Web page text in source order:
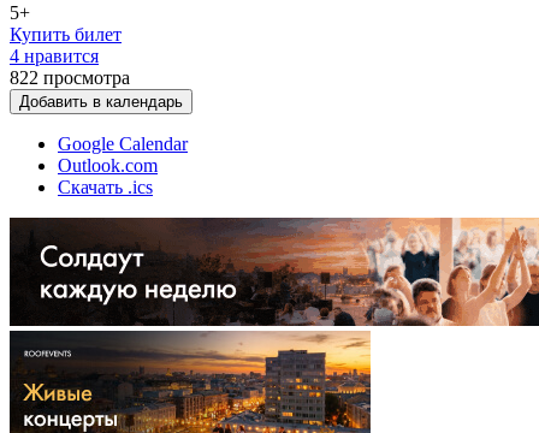
5+
Купить билет
4 нравится
822 просмотра
Добавить в календарь
Google Calendar
Outlook.com
Скачать .ics